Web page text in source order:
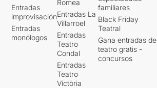
Entradas
improvisación
Entradas
monólogos
Romea
Entradas La
Villarroel
Entradas
Teatro
Condal
Entradas
Teatro
Victòria
familiares
Black Friday
Teatral
Gana entradas de
teatro gratis -
concursos